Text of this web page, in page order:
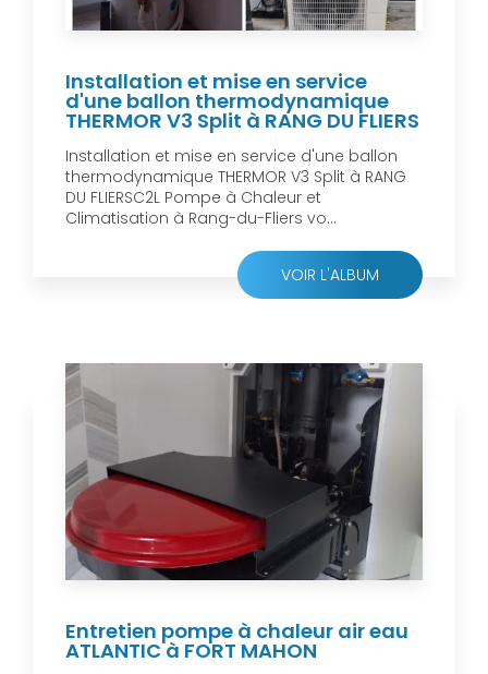
Installation et mise en service
d'une ballon thermodynamique
THERMOR V3 Split à RANG DU FLIERS
Installation et mise en service d'une ballon
thermodynamique THERMOR V3 Split à RANG
DU FLIERSC2L Pompe à Chaleur et
Climatisation à Rang-du-Fliers vo...
VOIR L'ALBUM
Entretien pompe à chaleur air eau
ATLANTIC à FORT MAHON